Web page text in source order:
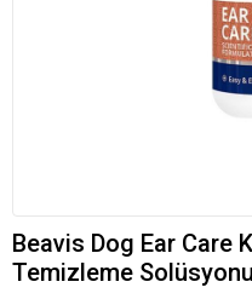
Beavis Dog Ear Care
Temizleme